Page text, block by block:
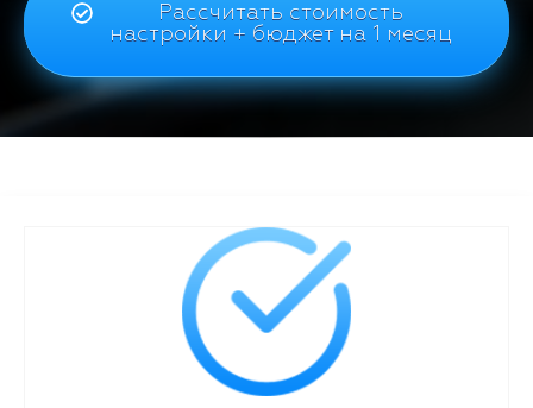
Рассчитать стоимость
настройки + бюджет на 1 месяц